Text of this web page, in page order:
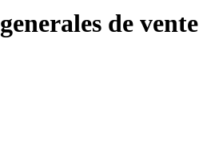
de vente